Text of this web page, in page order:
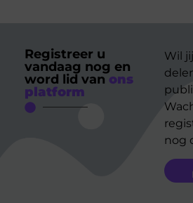
Registreer u
vandaag nog en
word lid van ons
platform
Wil
nog